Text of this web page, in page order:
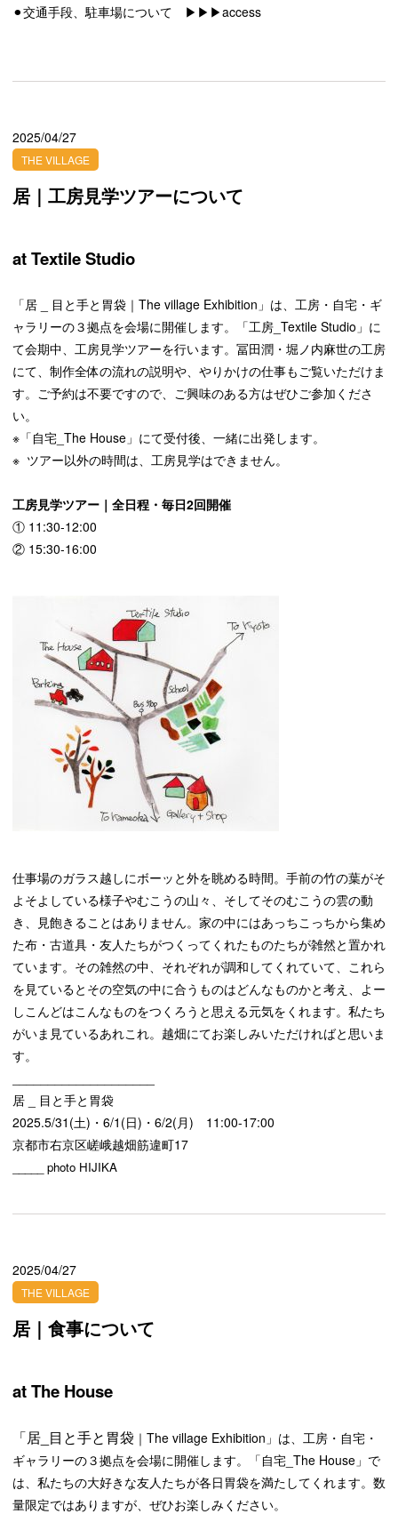
⚫︎交通手段、駐車場について ▶︎▶︎▶︎access
2025/04/27
THE VILLAGE
居｜工房見学ツアーについて
at Textile Studio
「居 _ 目と手と胃袋｜The village Exhibition」は、工房・自宅・ギ
ャラリーの３拠点を会場に開催します。「工房_Textile Studio」に
て会期中、工房見学ツアーを行います。冨田潤・堀ノ内麻世の工房
にて、制作全体の流れの説明や、やりかけの仕事もご覧いただけま
す。ご予約は不要ですので、ご興味のある方はぜひご参加くださ
い。
※「自宅_The House」にて受付後、一緒に出発します。
※ ツアー以外の時間は、工房見学はできません。
工房見学ツアー｜全日程・毎日2回開催
① 11:30-12:00
② 15:30-16:00
仕事場のガラス越しにボーッと外を眺める時間。手前の竹の葉がそ
よそよしている様子やむこうの山々、そしてそのむこうの雲の動
き、見飽きることはありません。家の中にはあっちこっちから集め
た布・古道具・友人たちがつくってくれたものたちが雑然と置かれ
ています。その雑然の中、それぞれが調和してくれていて、これら
を見ているとその空気の中に合うものはどんなものかと考え、よー
しこんどはこんなものをつくろうと思える元気をくれます。私たち
がいま見ているあれこれ。越畑にてお楽しみいただければと思いま
す。
居 _ 目と手と胃袋
2025.5/31(土)・6/1(日)・6/2(月) 11:00-17:00
京都市右京区嵯峨越畑筋違町17
_____ photo HIJIKA
2025/04/27
THE VILLAGE
居｜食事について
at The House
「居_目と手と胃袋 ｜The village Exhibition」は、工房・自宅・
ギャラリーの３拠点を会場に開催します。「自宅_The House」で
は、私たちの大好きな友人たちが各日胃袋を満たしてくれます。数
量限定ではありますが、ぜひお楽しみください。